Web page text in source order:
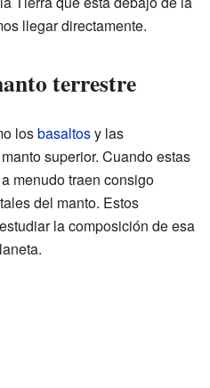
llegar directamente.
terrestre
losbasaltosy las
superior. Cuando estas
menudo traen consigo
del manto. Estos
la composición de esa